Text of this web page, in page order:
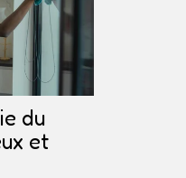
du
et